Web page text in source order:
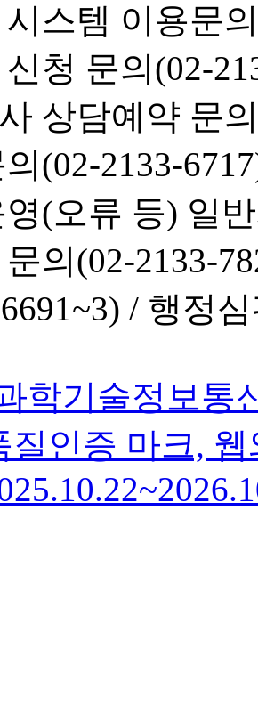
스템 이용문
청 문의(02-
상담예약 문
(02-2133-
(오류 등) 일
의(02-2133-
/ 행정심